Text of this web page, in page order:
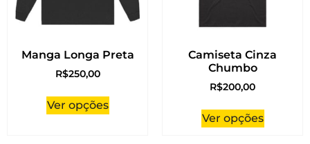
Manga Longa Preta
R$250,00
Ver opções
Camiseta Cinza
Chumbo
R$200,00
Ver opções